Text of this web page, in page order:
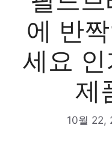
에 반
세요
제
10월 22,